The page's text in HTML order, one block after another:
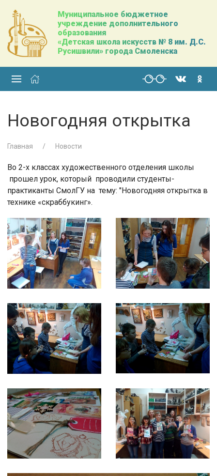
Муниципальное бюджетное
учреждение дополнительного
образования
«Детская школа искусств № 8 им. Д.С.
Русишвили» города Смоленска
Новогодняя открытка
Главная Новости
Во 2-х классах художественного отделения школы
прошел урок, который проводили студенты-
практиканты СмолГУ на тему: "Новогодняя открытка в
технике «скраббукинг».